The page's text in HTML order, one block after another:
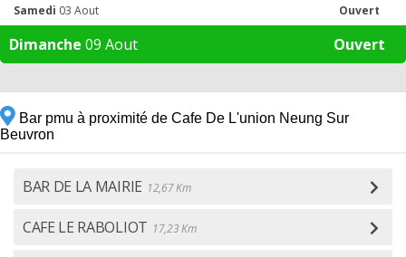
Samedi 03 Aout Ouvert
Dimanche 09 Aout Ouvert
Bar pmu à proximité de Cafe De L'union Neung Sur
Beuvron
BAR DE LA MAIRIE 12,67 Km
CAFE LE RABOLIOT 17,23 Km